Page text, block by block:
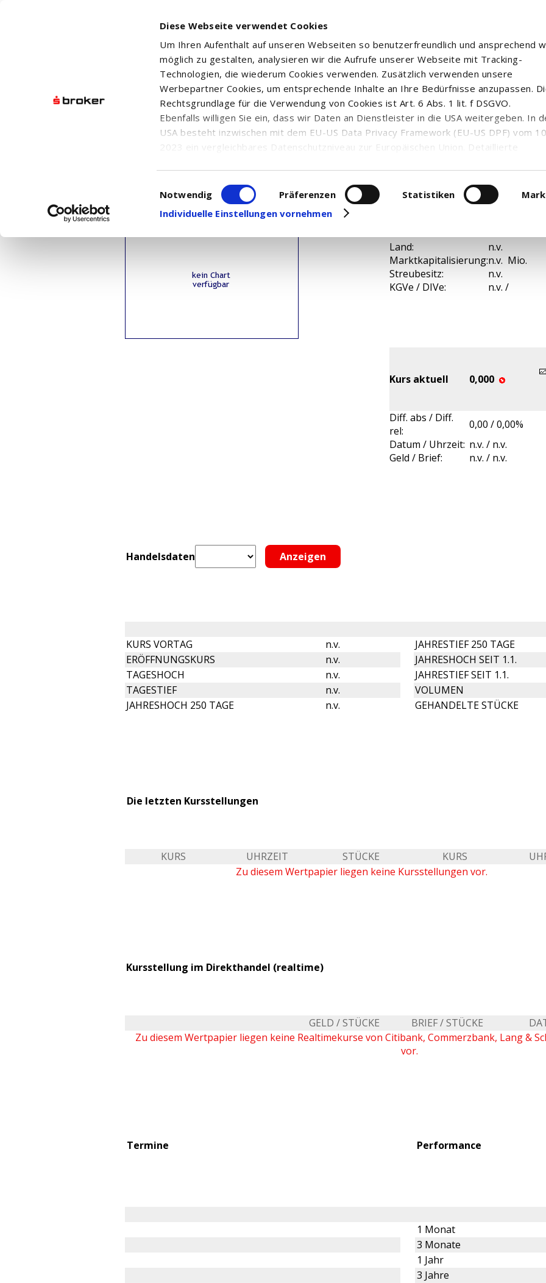
Diese Webseite verwendet Cookies
Um Ihren Aufenthalt auf unseren Webseiten so benutzerfreundlich und ansprechend
möglich zu gestalten, analysieren wir die Aufrufe unserer Webseite mit Tracking-
Technologien, die wiederum Cookies verwenden. Zusätzlich verwenden unsere
Werbepartner Cookies, um entsprechende Inhalte an Ihre Bedürfnisse anzupassen.
Rechtsgrundlage für die Verwendung von Cookies ist Art. 6 Abs. 1 lit. f DSGVO.
Ebenfalls willigen Sie ein, dass wir Daten an Dienstleister in die USA weitergeben. In
USA besteht inzwischen mit dem EU-US Data Privacy Framework (EU-US DPF) vom
2023 ein vergleichbares Datenschutzniveau zur Europäischen Union. Detaillierte
in den USA, finden Sie auf unserer Seite zumDatenschutz. Dort können Sie Ihre
Einwilligung auch jederzeit widerrufen oder anpassen.
Einwilligungsauswahl
Notwendig Präferenzen Statistiken
Individuelle Einstellungen vornehmen
Land:
n.v.
Marktkapitalisierung:n.v. Mio.
Streubesitz:
n.v.
KGVe / DIVe:
n.v. /
Kurs aktuell 0,000
Diff. abs / Diff.
rel:
0,00 / 0,00%
Datum / Uhrzeit: n.v. / n.v.
Geld / Brief:
n.v. / n.v.
Handelsdaten
KURS VORTAG n.v. JAHRESTIEF 250 TAGE
ERÖFFNUNGSKURS
n.v. JAHRESHOCH SEIT 1.1.
TAGESHOCH
n.v. JAHRESTIEF SEIT 1.1.
TAGESTIEF
n.v. VOLUMEN
JAHRESHOCH 250 TAGE
n.v. GEHANDELTE STÜCKE
Die letzten Kursstellungen
KURS UHRZEIT STÜCKE KURS
Zu diesem Wertpapier liegen keine Kursstellungen vor.
Kursstellung im Direkthandel (realtime)
GELD / STÜCKE BRIEF / STÜCKE
Zu diesem Wertpapier liegen keine Realtimekurse von Citibank, Commerzbank, Lang &
vor.
Termine Performance
1 Monat
3 Monate
1 Jahr
3 Jahre